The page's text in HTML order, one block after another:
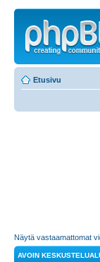
Etusivu
Näytä vastaamattomat
AVOIN